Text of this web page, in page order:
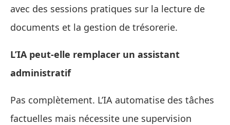
avec des sessions pratiques sur la lecture de
documents et la gestion de trésorerie.
L’IA peut‑elle remplacer un assistant
administratif
Pas complètement. L’IA automatise des tâches
factuelles mais nécessite une supervision